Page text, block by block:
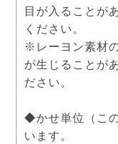
目が入ることが
ください。
※レーヨン素材
が生じることが
ださい。
◆かせ単位（こ
います。